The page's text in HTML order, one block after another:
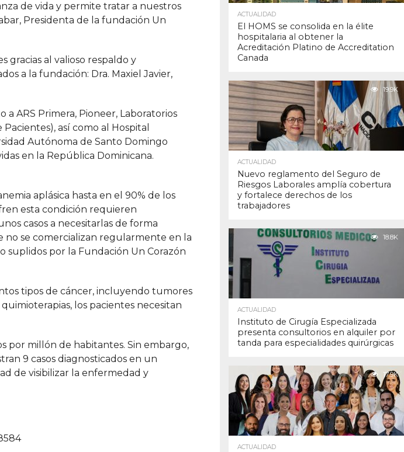
de vida y permite tratar a nuestros
Presidenta de la fundación Un
gracias al valioso respaldo y
a la fundación: Dra. Maxiel Javier,
ARS Primera, Pioneer, Laboratorios
así como al Hospital
Autónoma de Santo Domingo
en la República Dominicana.
aplásica hasta en el 90% de los
esta condición requieren
casos a necesitarlas de forma
no se comercializan regularmente en la
suplidos por la Fundación Un Corazón
tipos de cáncer, incluyendo tumores
los pacientes necesitan
por millón de habitantes. Sin embargo,
9 casos diagnosticados en un
de visibilizar la enfermedad y
ACTUALIDAD
El HOMS se consolida en la élite
hospitalaria al obtener la
Acreditación Platino de Accreditation
Canada
19.9K
ACTUALIDAD
Nuevo reglamento del Seguro de
Riesgos Laborales amplía cobertura
y fortalece derechos de los
trabajadores
18.8K
ACTUALIDAD
Instituto de Cirugía Especializada
presenta consultorios en alquiler por
tanda para especialidades quirúrgicas
17.9K
ACTUALIDAD